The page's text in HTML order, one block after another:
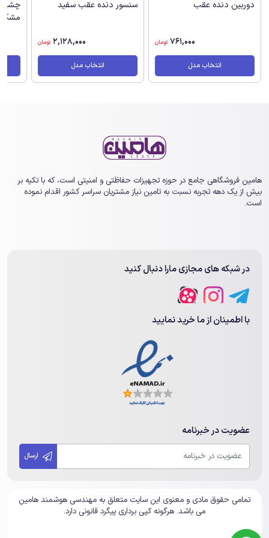
دوربین دنده عقب
761,000 تومان
انتخاب مدل
سنسور دنده عقب سفید
2,128,000 تومان
انتخاب مدل
هامین فروشگاهی جامع در حوزه تجهیزات حفاظتی و امنیتی است، که با تکیه بر
بیش از یک ‏دهه تجربه نسبت به تامین نیاز مشتریان سراسر کشور اقدام نموده
است.
در شبکه های مجازی مارا دنبال کنید
با اطمینان از ما خرید نمایید
عضویت در خبرنامه
تمامی حقوق مادی و معنوی این سایت متعلق به مهندسی هوشمند هامین
می باشد. هرگونه کپی برداری پیگرد قانونی دارد.